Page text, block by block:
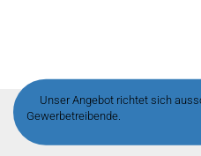
Unser Angebot richtet sich
Gewerbetreibende.